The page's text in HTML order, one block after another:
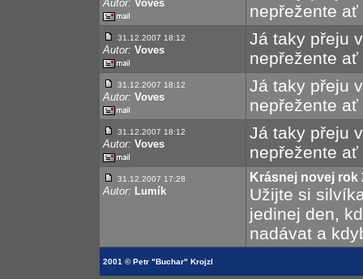
Autor: Voves
nepřežente
31.12.2007 18:12
Autor: Voves
Já taky přeju
nepřežente
31.12.2007 18:12
Autor: Voves
Já taky přeju
nepřežente
31.12.2007 18:12
Autor: Voves
Já taky přeju
nepřežente
31.12.2007 17:28
Autor: Lumík
Krásnej novej rok
Užijte si
jedinej den,
nadávat a
2001 © Petr "Buchar" Krojzl